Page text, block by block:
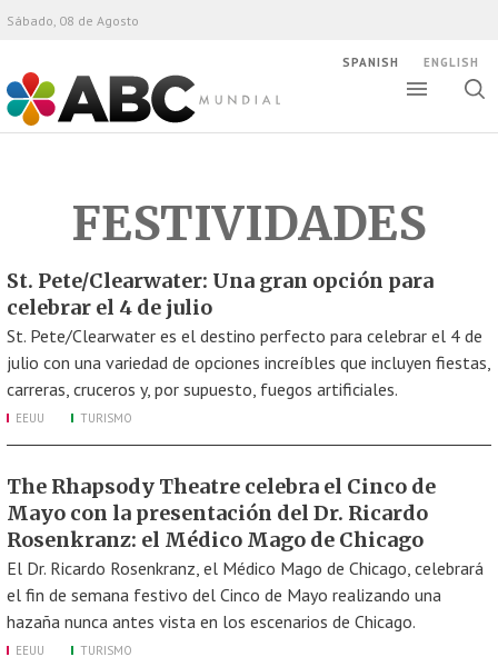
ABC Mundial
Sábado, 08 de Agosto
SPANISH ENGLISH
FESTIVIDADES
St. Pete/Clearwater: Una gran opción para
celebrar el 4 de julio
St. Pete/Clearwater es el destino perfecto para celebrar el 4 de
julio con una variedad de opciones increíbles que incluyen fiestas,
carreras, cruceros y, por supuesto, fuegos artificiales.
EEUU TURISMO
The Rhapsody Theatre celebra el Cinco de
Mayo con la presentación del Dr. Ricardo
Rosenkranz: el Médico Mago de Chicago
El Dr. Ricardo Rosenkranz, el Médico Mago de Chicago, celebrará
el fin de semana festivo del Cinco de Mayo realizando una
hazaña nunca antes vista en los escenarios de Chicago.
EEUU TURISMO